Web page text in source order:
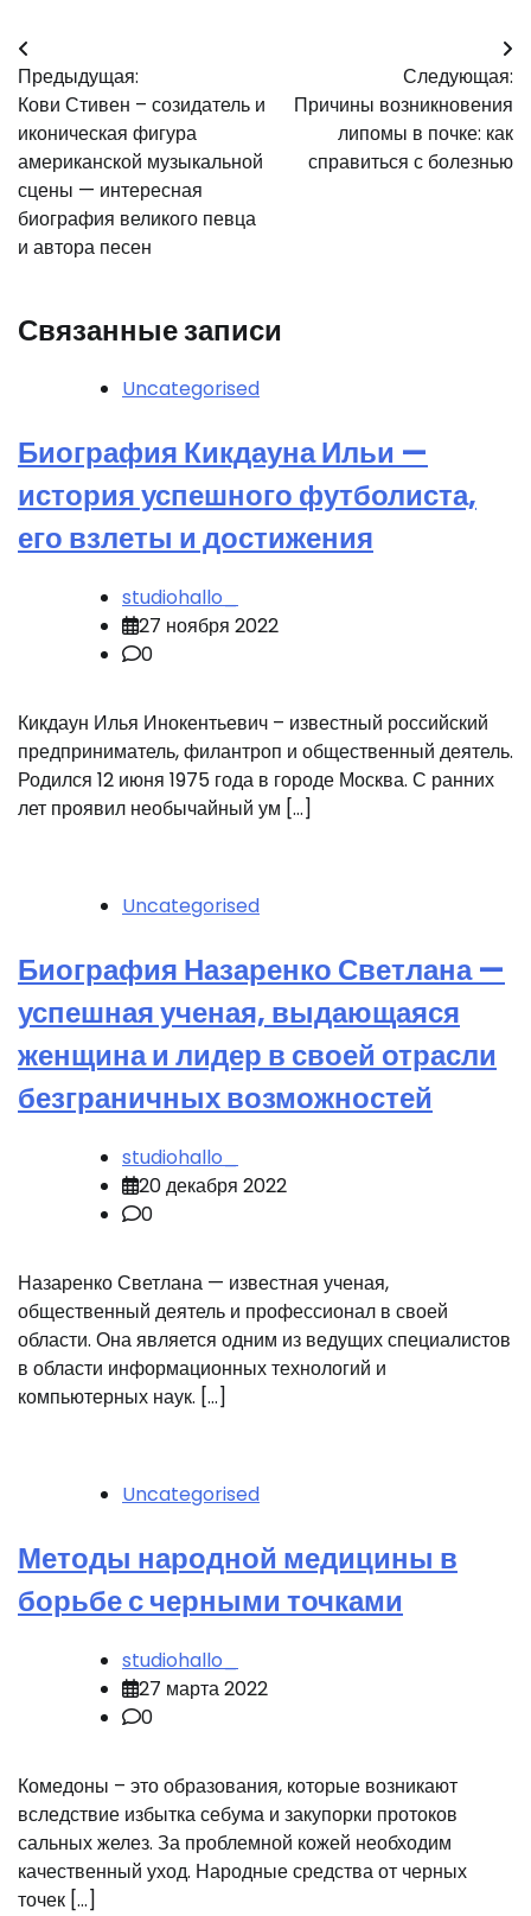
Навигация
по
записям
Предыдущая:
Кови Стивен – созидатель и
иконическая фигура
американской музыкальной
сцены — интересная
биография великого певца
и автора песен
Следующая:
Причины возникновения
липомы в почке: как
справиться с болезнью
Связанные записи
Uncategorised
Биография Кикдауна Ильи —
история успешного футболиста,
его взлеты и достижения
studiohallo_
27 ноября 2022
0
Кикдаун Илья Инокентьевич – известный российский
предприниматель, филантроп и общественный деятель.
Родился 12 июня 1975 года в городе Москва. С ранних
лет проявил необычайный ум […]
Uncategorised
Биография Назаренко Светлана —
успешная ученая, выдающаяся
женщина и лидер в своей отрасли
безграничных возможностей
studiohallo_
20 декабря 2022
0
Назаренко Светлана — известная ученая,
общественный деятель и профессионал в своей
области. Она является одним из ведущих специалистов
в области информационных технологий и
компьютерных наук. […]
Uncategorised
Методы народной медицины в
борьбе с черными точками
studiohallo_
27 марта 2022
0
Комедоны – это образования, которые возникают
вследствие избытка себума и закупорки протоков
сальных желез. За проблемной кожей необходим
качественный уход. Народные средства от черных
точек […]